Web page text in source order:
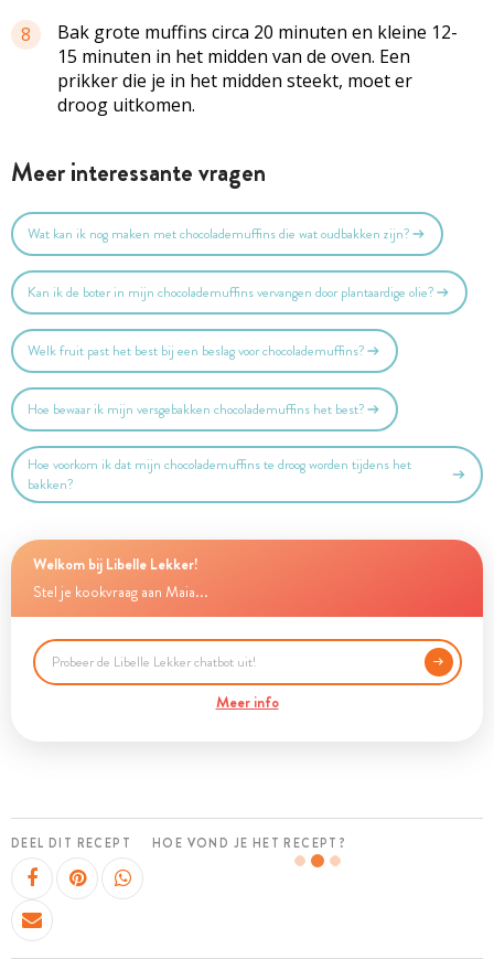
8
Bak grote muffins circa 20 minuten en kleine 12-
15 minuten in het midden van de oven. Een
prikker die je in het midden steekt, moet er
droog uitkomen.
Meer interessante vragen
Wat kan ik nog maken met chocolademuffins die wat oudbakken zijn?
Kan ik de boter in mijn chocolademuffins vervangen door plantaardige olie?
Welk fruit past het best bij een beslag voor chocolademuffins?
Hoe bewaar ik mijn versgebakken chocolademuffins het best?
Hoe voorkom ik dat mijn chocolademuffins te droog worden tijdens het
bakken?
Welkom bij Libelle Lekker!
Stel je kookvraag aan Maia...
Meer info
DEEL DIT RECEPT HOE VOND JE HET RECEPT?